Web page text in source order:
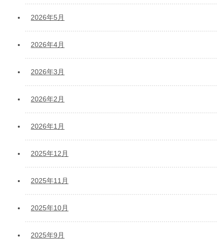
2026年5月
2026年4月
2026年3月
2026年2月
2026年1月
2025年12月
2025年11月
2025年10月
2025年9月